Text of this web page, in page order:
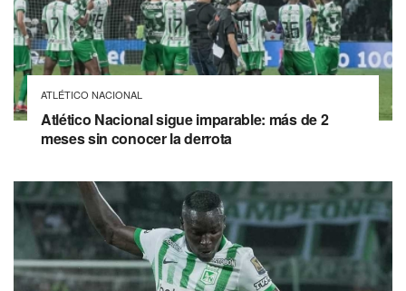
ATLÉTICO NACIONAL
Atlético Nacional sigue imparable: más de 2
meses sin conocer la derrota